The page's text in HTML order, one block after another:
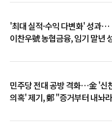
'최대 실적·수익 다변화' 성과…
이찬우號 농협금융, 임기 말년
민주당 전대 공방 격화…金 '신
의혹' 제기, 鄭 "증거부터 내놔